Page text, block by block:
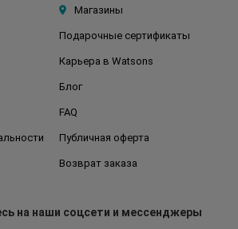
Магазины
Подарочные сертификаты
Карьера в Watsons
Блог
FAQ
Публичная оферта
Возврат заказа
на наши соцсети и мессенджеры